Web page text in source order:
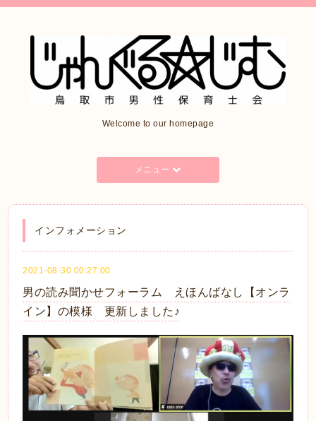
Welcome to our homepage
メニュー
インフォメーション
2021-08-30 00:27:00
男の読み聞かせフォーラム えほんばなし【オンラ
イン】の模様 更新しました♪